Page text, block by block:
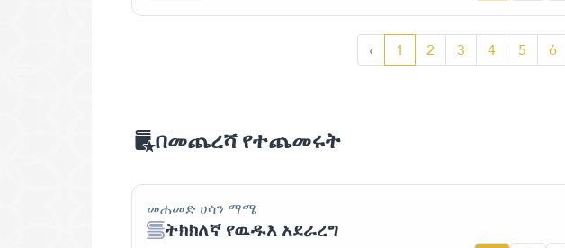
‹ 1 2 3 4 5 6
በመጨረሻ የተጨመሩት
መሐመድ ሀሳን ማሜ
ትክክለኛ የዉዱእ አደራረግ